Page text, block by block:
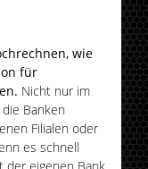
wie
für
Nicht nur im
Banken
Filialen oder
es schnell